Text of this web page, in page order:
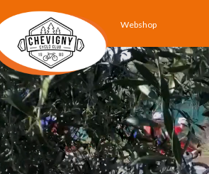
Webshop